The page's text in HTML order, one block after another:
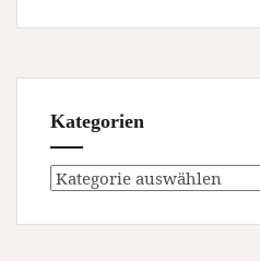
Kategorien
Kategorien